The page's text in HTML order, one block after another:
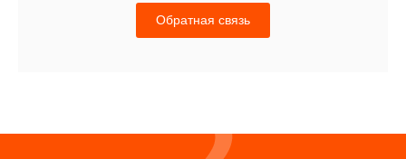
Обратная связь